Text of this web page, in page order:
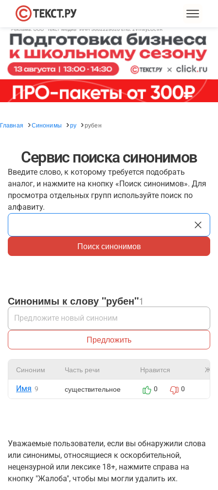
Главная Синонимы ру рубен
Сервис поиска синонимов
Введите слово, к которому требуется подобрать
аналог, и нажмите на кнопку «Поиск синонимов». Для
просмотра отдельных групп используйте поиск по
алфавиту.
Поиск синонимов
Синонимы к слову "рубен"1
Предложить
Синоним Часть речи Нравится
Имя 9 существительное 0 0
Уважаемые пользователи, если вы обнаружили слова
или синонимы, относящиеся к оскорбительной,
нецензурной или лексике 18+, нажмите справа на
кнопку "Жалоба", чтобы мы могли удалить их.